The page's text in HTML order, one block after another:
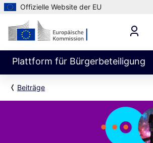
Offizielle Website der EU
Plattform für Bürgerbeteiligung
Beiträge